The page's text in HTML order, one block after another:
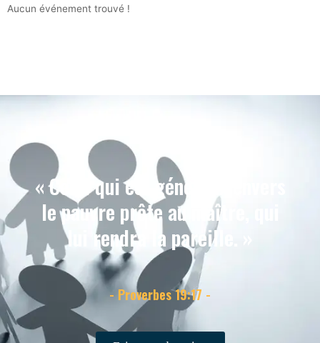
Aucun événement trouvé !
« Celui qui est généreux envers
le pauvre prête au maître, qui
lui rendra la pareille. »
- Proverbes 19:17 -